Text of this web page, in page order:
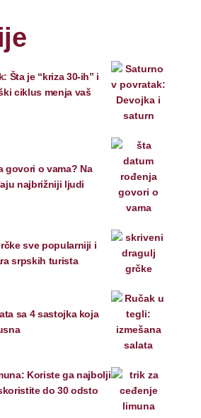
Šta je “kriza 30-ih” i
ciklus menja vaš
govori o vama? Na
najbrižniji ljudi
sve popularniji i
srpskih turista
sa 4 sastojka koja
Koriste ga najbolji
do 30 odsto